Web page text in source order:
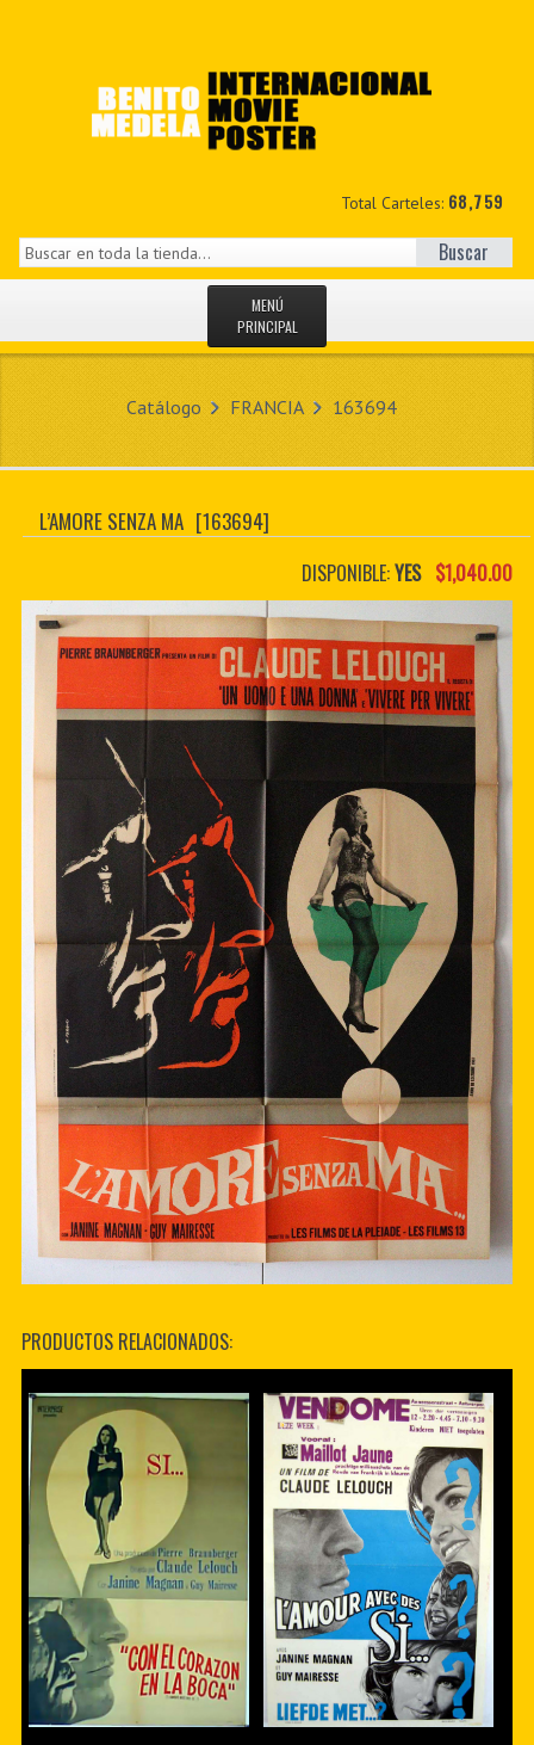
Total Carteles: 68,759
Buscar
MENÚ
PRINCIPAL
MIS DATOS
CONTACTO
PDF BOOKS
CUSTOM PDF
Catálogo FRANCIA 163694
L’AMORE SENZA MA [163694]
DISPONIBLE:YES $1,040.00
PRODUCTOS RELACIONADOS: